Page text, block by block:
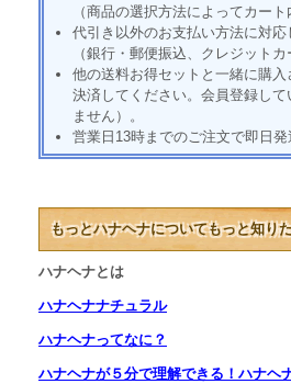
（商品の選択方法によってカー
代引き以外のお支払い方法に対応
（銀行・郵便振込、クレジット
他の送料お得セットと一緒に購
決済してください。会員登録し
ません）。
営業日13時までのご注文で即日
もっとハナヘナについてもっと知り
ハナヘナとは
ハナヘナナチュラル
ハナヘナってなに？
ハナヘナが５分で理解できる！ハナヘ